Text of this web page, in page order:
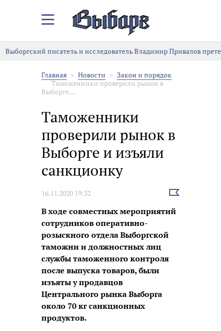
Закрыть/
меню
Выборгский писатель и исследователь Владимир Привалов
Главная Новости
Закон и порядок
Таможенники проверили рынок в
Выборге...
Таможенники
проверили рынок в
Выборге и изъяли
санкционку
16.11.2020 19:32
Выбрать
В ходе совместных мероприятий
сотрудников оперативно-
розыскного отдела Выборгской
таможни и должностных лиц
службы таможенного контроля
после выпуска товаров, были
изъяты у продавцов
Центрального рынка Выборга
около 70 кг санкционных
продуктов.